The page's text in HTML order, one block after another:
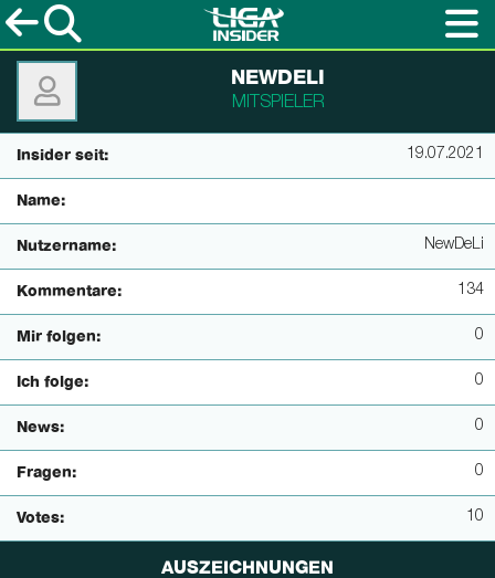
NEWDELI
MITSPIELER
Insider seit: 19.07.2021
Name:
Nutzername: NewDeLi
Kommentare: 134
Mir folgen: 0
Ich folge: 0
News: 0
Fragen: 0
Votes: 10
AUSZEICHNUNGEN